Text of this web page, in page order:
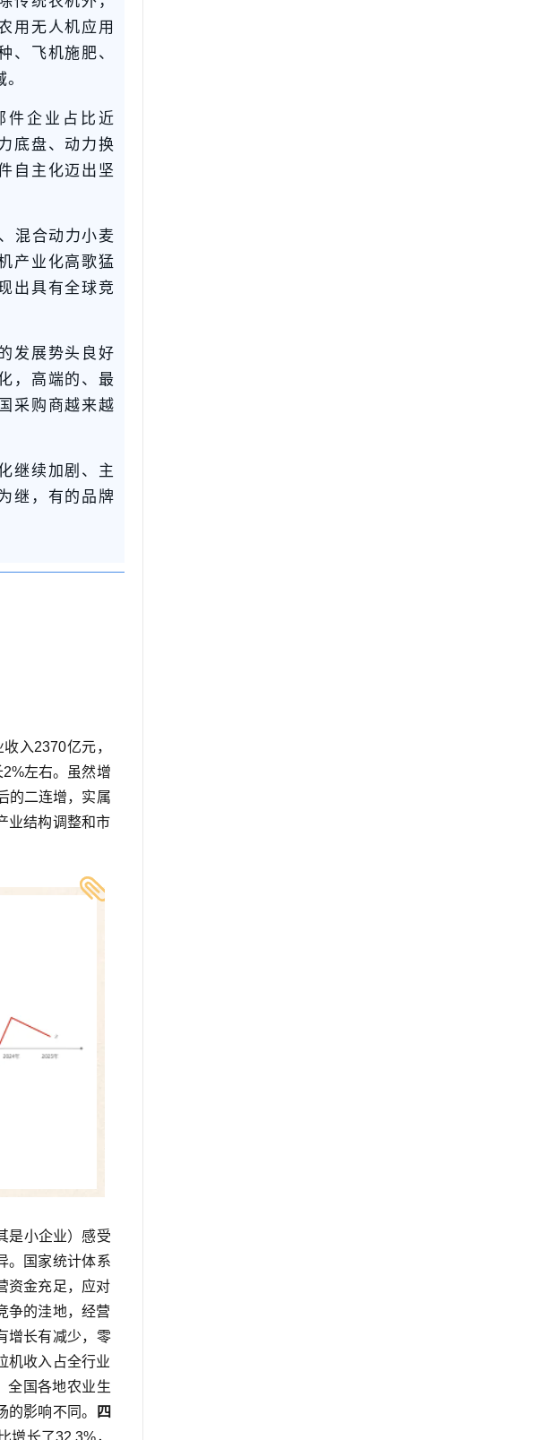
用无人机应用
、飞机施肥、
件企业占比近
底盘、动力换
自主化迈出坚
混合动力小麦
产业化高歌猛
出具有全球竞
发展势头良好
，高端的、最
采购商越来越
继续加剧、主
继，有的品牌
入2370亿元，
左右。虽然增
的二连增，实属
业结构调整和市
是小企业）感受
。国家统计体系
资金充足，应对
争的洼地，经营
增长有减少，零
机收入占全行业
全国各地农业生
影响不同。
四
增长了32.3%，